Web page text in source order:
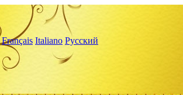
Français Italiano Русский